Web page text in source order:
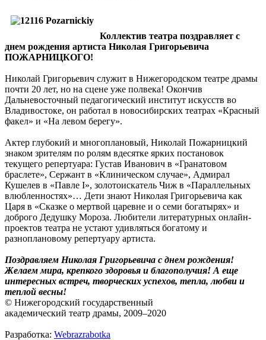
Коллектив театра поздравляет с
днем рождения артиста Николая Григорьевича
ПОЖАРНИЦКОГО!
Николай Григорьевич служит в Нижегородском театре драмы
почти 20 лет, но на сцене уже полвека! Окончив
Дальневосточный педагогический институт искусств во
Владивостоке, он работал в новосибирских театрах «Красный
факел» и «На левом берегу».
Актер глубокий и многоплановый, Николай Пожарницкий
знаком зрителям по ролям вдесятке ярких постановок
текущего репертуара: Густав Иванович в «Гранатовом
браслете», Сержант в «Клиническом случае», Адмирал
Кушелев в «Павле I», золотоискатель Чиж в «Параллельных
влюбленностях»… Дети знают Николая Григорьевича как
Царя в «Сказке о мертвой царевне и о семи богатырях» и
доброго Дедушку Мороза. Любители литературных онлайн-
проектов театра не устают удивляться богатому и
разноплановому репертуару артиста.
Поздравляем Николая Григорьевича с днем рождения!
Желаем мира, крепкого здоровья и благополучия! А еще
интересных встреч, творческих успехов, тепла, любви и
теплой весны!
© Нижегородский государственный
академический театр драмы, 2009–2020
Разработка: Webrazrabotka